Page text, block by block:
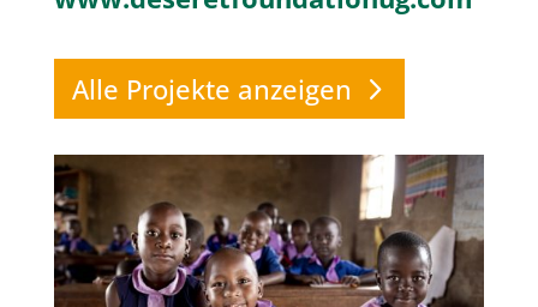
Alle Projekte anzeigen